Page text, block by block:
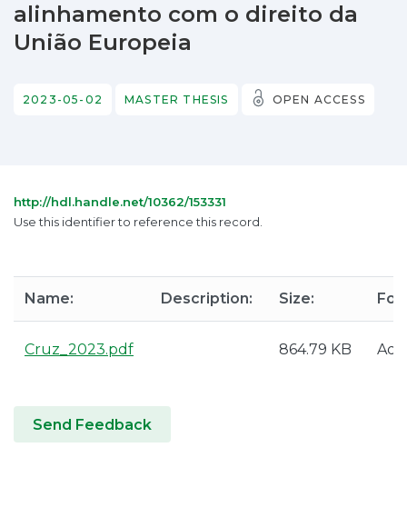
alinhamento com o direito da
União Europeia
2023-05-02 MASTER THESIS OPEN ACCESS
http://hdl.handle.net/10362/153331
Use this identifier to reference this record.
Name: Description: Size:
Cruz_2023.pdf 864.79 KB
Send Feedback